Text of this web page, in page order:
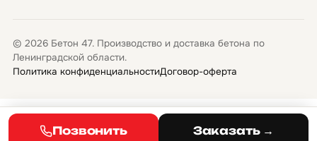
© 2026 Бетон 47. Производство и доставка бетона по
Ленинградской области.
Политика конфиденциальностиДоговор-оферта
Позвонить Заказать →